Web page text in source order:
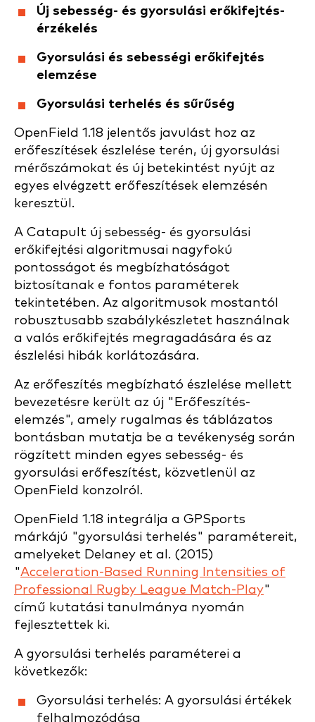
Új sebesség- és gyorsulási erőkifejtés-
érzékelés
Gyorsulási és sebességi erőkifejtés
elemzése
Gyorsulási terhelés és sűrűség
OpenField 1.18 jelentős javulást hoz az
erőfeszítések észlelése terén, új gyorsulási
mérőszámokat és új betekintést nyújt az
egyes elvégzett erőfeszítések elemzésén
keresztül.
A Catapult új sebesség- és gyorsulási
erőkifejtési algoritmusai nagyfokú
pontosságot és megbízhatóságot
biztosítanak e fontos paraméterek
tekintetében. Az algoritmusok mostantól
robusztusabb szabálykészletet használnak
a valós erőkifejtés megragadására és az
észlelési hibák korlátozására.
Az erőfeszítés megbízható észlelése mellett
bevezetésre került az új "Erőfeszítés-
elemzés", amely rugalmas és táblázatos
bontásban mutatja be a tevékenység során
rögzített minden egyes sebesség- és
gyorsulási erőfeszítést, közvetlenül az
OpenField konzolról.
OpenField 1.18 integrálja a GPSports
márkájú "gyorsulási terhelés" paramétereit,
amelyeket Delaney et al. (2015)
"Acceleration-Based Running Intensities of
Professional Rugby League Match-Play"
című kutatási tanulmánya nyomán
fejlesztettek ki.
A gyorsulási terhelés paraméterei a
következők:
Gyorsulási terhelés: A gyorsulási értékek
felhalmozódása